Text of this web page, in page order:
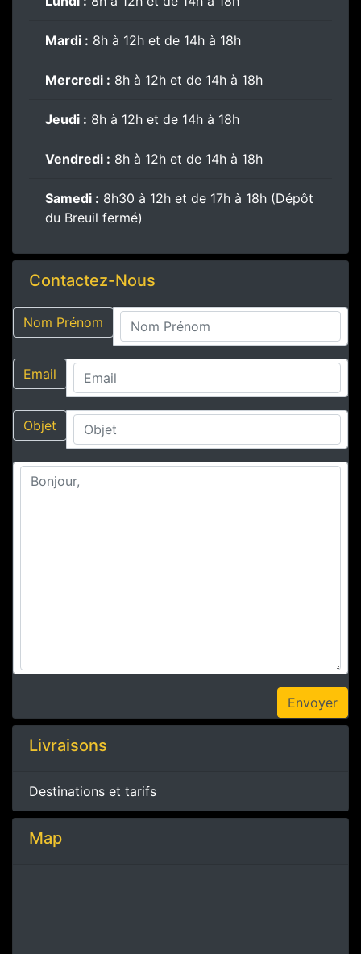
Mardi : 8h à 12h et de 14h à 18h
Mercredi : 8h à 12h et de 14h à 18h
Jeudi : 8h à 12h et de 14h à 18h
Vendredi : 8h à 12h et de 14h à 18h
Samedi : 8h30 à 12h et de 17h à 18h (Dépôt
du Breuil fermé)
Contactez-Nous
Nom Prénom
Email
Objet
Livraisons
Destinations et tarifs
Map